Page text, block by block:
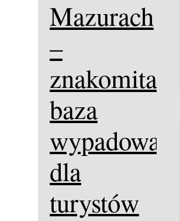
Mazurach
–
znakomita
baza
wypadowa
dla
turystów